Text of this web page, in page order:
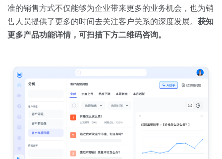
准的销售方式不仅能够为企业带来更多的业务机会，也为销
售人员提供了更多的时间去关注客户关系的深度发展。 获知
更多产品功能详情，可扫描下方二维码咨询。